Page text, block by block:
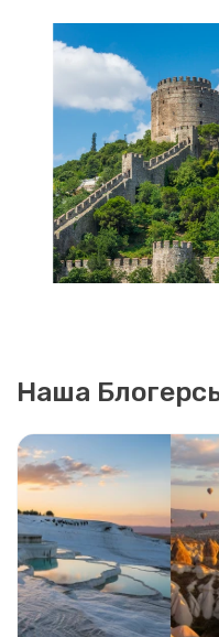
Наша